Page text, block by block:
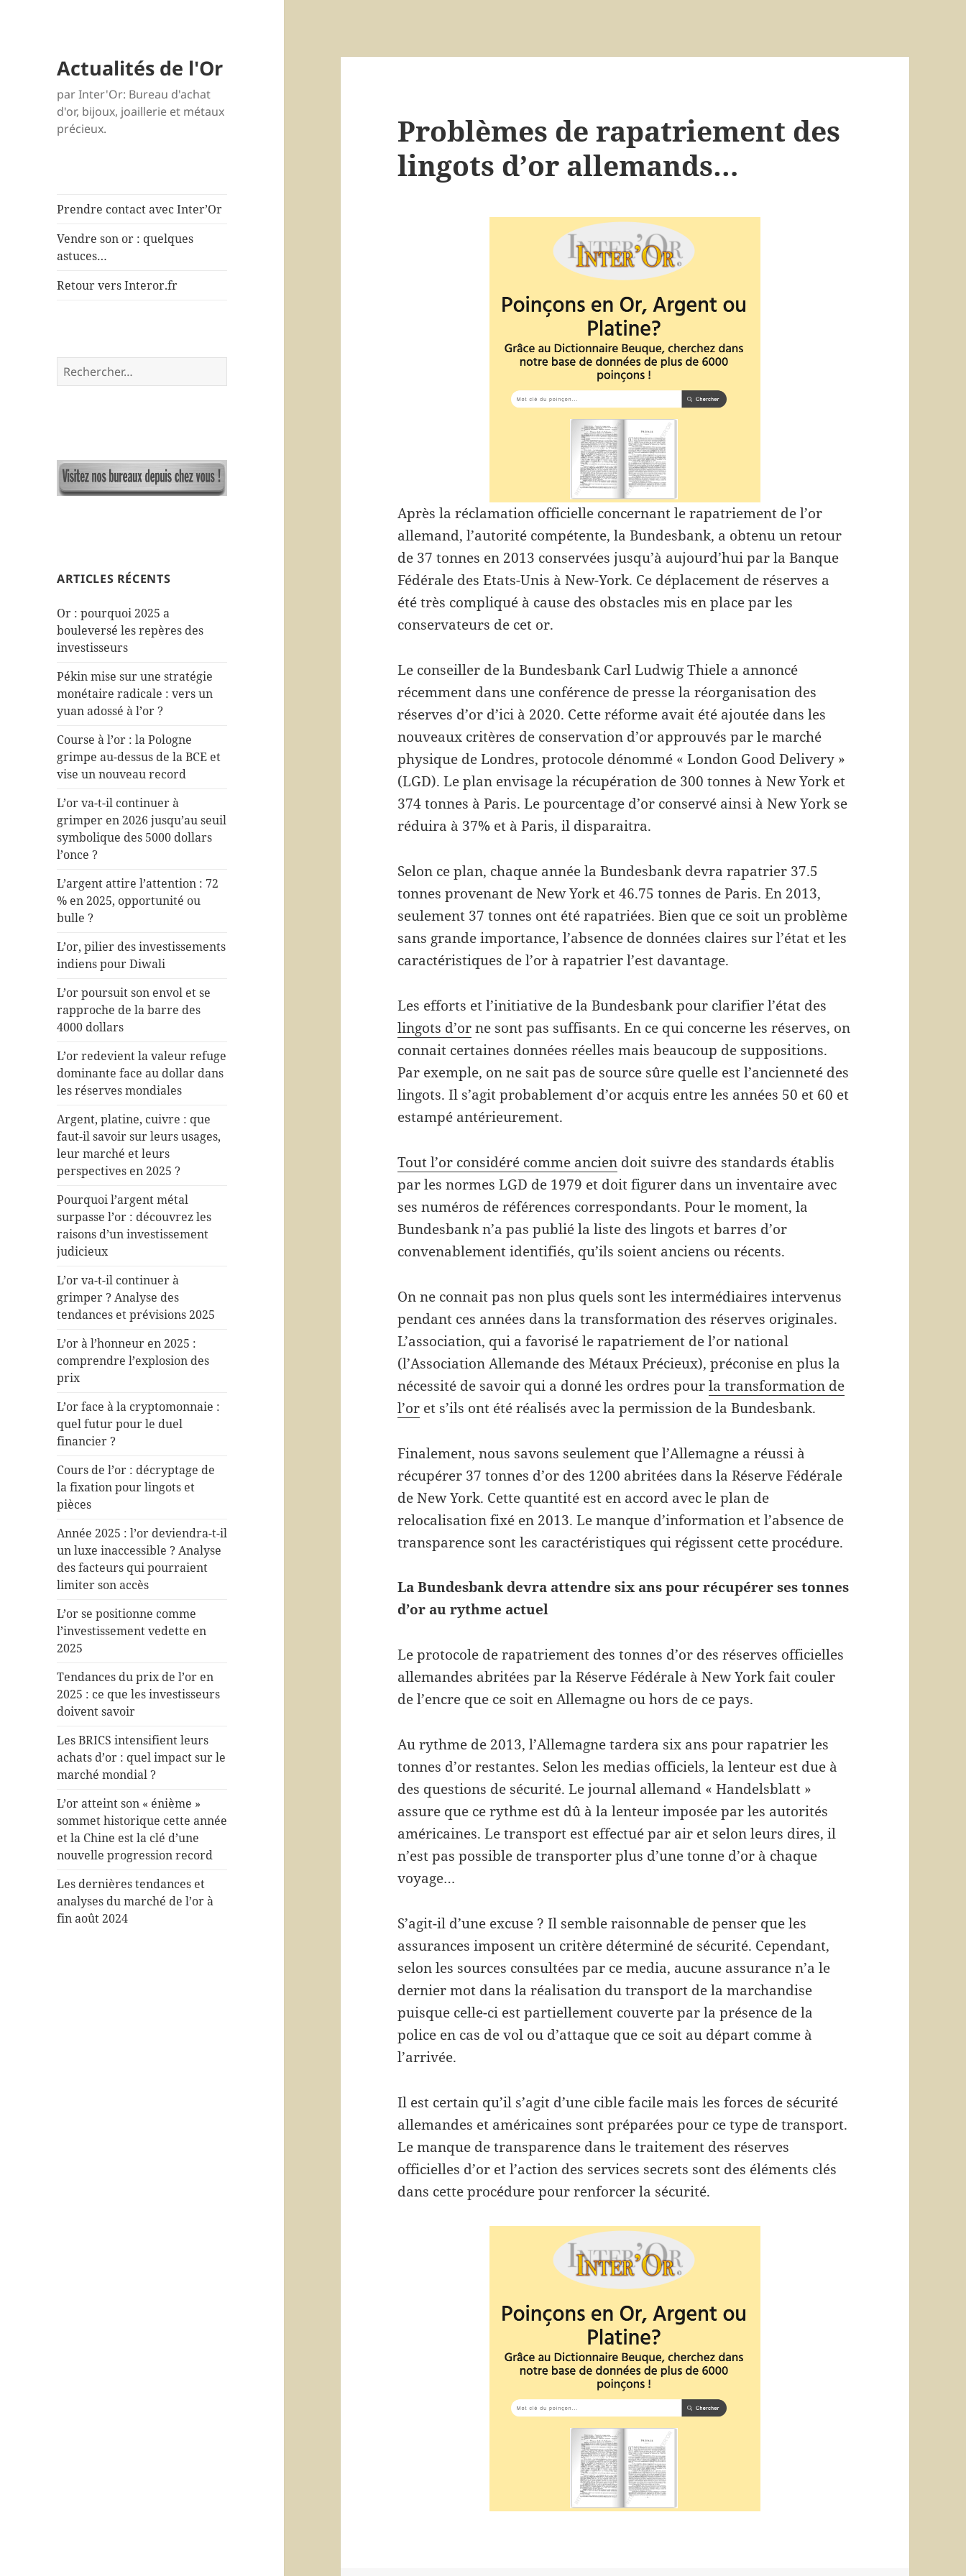
Actualités de l'Or
par Inter'Or: Bureau d'achat
d'or, bijoux, joaillerie et métaux
précieux.
Prendre contact avec Inter’Or
Vendre son or : quelques
astuces…
Retour vers Interor.fr
R
e
c
h
ARTICLES RÉCENTS
Or : pourquoi 2025 a
bouleversé les repères des
investisseurs
Pékin mise sur une stratégie
monétaire radicale : vers un
yuan adossé à l’or ?
Course à l’or : la Pologne
grimpe au-dessus de la BCE et
vise un nouveau record
L’or va-t-il continuer à
grimper en 2026 jusqu’au seuil
symbolique des 5000 dollars
l’once ?
L’argent attire l’attention : 72
% en 2025, opportunité ou
bulle ?
L’or, pilier des investissements
indiens pour Diwali
L’or poursuit son envol et se
rapproche de la barre des
4000 dollars
L’or redevient la valeur refuge
dominante face au dollar dans
les réserves mondiales
Argent, platine, cuivre : que
faut-il savoir sur leurs usages,
leur marché et leurs
perspectives en 2025 ?
Pourquoi l’argent métal
surpasse l’or : découvrez les
raisons d’un investissement
judicieux
L’or va-t-il continuer à
grimper ? Analyse des
tendances et prévisions 2025
L’or à l’honneur en 2025 :
comprendre l’explosion des
prix
L’or face à la cryptomonnaie :
quel futur pour le duel
financier ?
Cours de l’or : décryptage de
la fixation pour lingots et
pièces
Année 2025 : l’or deviendra-t-il
un luxe inaccessible ? Analyse
des facteurs qui pourraient
limiter son accès
L’or se positionne comme
l’investissement vedette en
2025
Tendances du prix de l’or en
2025 : ce que les investisseurs
doivent savoir
Les BRICS intensifient leurs
achats d’or : quel impact sur le
marché mondial ?
L’or atteint son « énième »
sommet historique cette année
et la Chine est la clé d’une
nouvelle progression record
Les dernières tendances et
analyses du marché de l’or à
fin août 2024
Problèmes de rapatriement des
lingots d’or allemands…
Après la réclamation officielle concernant le rapatriement de l’or
allemand, l’autorité compétente, la Bundesbank, a obtenu un retour
de 37 tonnes en 2013 conservées jusqu’à aujourd’hui par la Banque
Fédérale des Etats-Unis à New-York. Ce déplacement de réserves a
été très compliqué à cause des obstacles mis en place par les
conservateurs de cet or.
Le conseiller de la Bundesbank Carl Ludwig Thiele a annoncé
récemment dans une conférence de presse la réorganisation des
réserves d’or d’ici à 2020. Cette réforme avait été ajoutée dans les
nouveaux critères de conservation d’or approuvés par le marché
physique de Londres, protocole dénommé « London Good Delivery »
(LGD). Le plan envisage la récupération de 300 tonnes à New York et
374 tonnes à Paris. Le pourcentage d’or conservé ainsi à New York se
réduira à 37% et à Paris, il disparaitra.
Selon ce plan, chaque année la Bundesbank devra rapatrier 37.5
tonnes provenant de New York et 46.75 tonnes de Paris. En 2013,
seulement 37 tonnes ont été rapatriées. Bien que ce soit un problème
sans grande importance, l’absence de données claires sur l’état et les
caractéristiques de l’or à rapatrier l’est davantage.
Les efforts et l’initiative de la Bundesbank pour clarifier l’état des
lingots d’orne sont pas suffisants. En ce qui concerne les réserves, on
connait certaines données réelles mais beaucoup de suppositions.
Par exemple, on ne sait pas de source sûre quelle est l’ancienneté des
lingots. Il s’agit probablement d’or acquis entre les années 50 et 60 et
estampé antérieurement.
Tout l’or considéré comme ancien doit suivre des standards établis
par les normes LGD de 1979 et doit figurer dans un inventaire avec
ses numéros de références correspondants. Pour le moment, la
Bundesbank n’a pas publié la liste des lingots et barres d’or
convenablement identifiés, qu’ils soient anciens ou récents.
On ne connait pas non plus quels sont les intermédiaires intervenus
pendant ces années dans la transformation des réserves originales.
L’association, qui a favorisé le rapatriement de l’or national
(l’Association Allemande des Métaux Précieux), préconise en plus la
nécessité de savoir qui a donné les ordres pourla transformation de
l’or et s’ils ont été réalisés avec la permission de la Bundesbank.
Finalement, nous savons seulement que l’Allemagne a réussi à
récupérer 37 tonnes d’or des 1200 abritées dans la Réserve Fédérale
de New York. Cette quantité est en accord avec le plan de
relocalisation fixé en 2013. Le manque d’information et l’absence de
transparence sont les caractéristiques qui régissent cette procédure.
La Bundesbank devra attendre six ans pour récupérer ses tonnes
d’or au rythme actuel
Le protocole de rapatriement des tonnes d’or des réserves officielles
allemandes abritées par la Réserve Fédérale à New York fait couler
de l’encre que ce soit en Allemagne ou hors de ce pays.
Au rythme de 2013, l’Allemagne tardera six ans pour rapatrier les
tonnes d’or restantes. Selon les medias officiels, la lenteur est due à
des questions de sécurité. Le journal allemand « Handelsblatt »
assure que ce rythme est dû à la lenteur imposée par les autorités
américaines. Le transport est effectué par air et selon leurs dires, il
n’est pas possible de transporter plus d’une tonne d’or à chaque
voyage…
S’agit-il d’une excuse ? Il semble raisonnable de penser que les
assurances imposent un critère déterminé de sécurité. Cependant,
selon les sources consultées par ce media, aucune assurance n’a le
dernier mot dans la réalisation du transport de la marchandise
puisque celle-ci est partiellement couverte par la présence de la
police en cas de vol ou d’attaque que ce soit au départ comme à
l’arrivée.
Il est certain qu’il s’agit d’une cible facile mais les forces de sécurité
allemandes et américaines sont préparées pour ce type de transport.
Le manque de transparence dans le traitement des réserves
officielles d’or et l’action des services secrets sont des éléments clés
dans cette procédure pour renforcer la sécurité.